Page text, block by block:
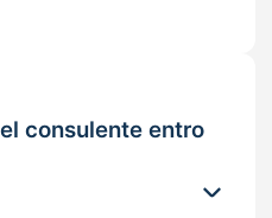
consulente entro